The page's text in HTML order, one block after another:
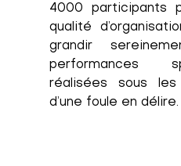
4000 participants
qualité
grandir
performances
réalisées sous les
d’une foule en délire.